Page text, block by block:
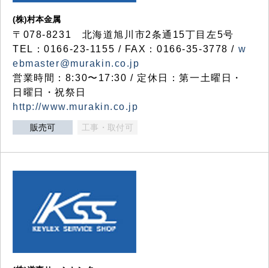
(株)村本金属
〒078-8231 北海道旭川市2条通15丁目左5号
TEL：0166-23-1155 / FAX：0166-35-3778 / w
ebmaster@murakin.co.jp
営業時間：8:30〜17:30 / 定休日：第一土曜日・
日曜日・祝祭日
http://www.murakin.co.jp
販売可 工事・取付可